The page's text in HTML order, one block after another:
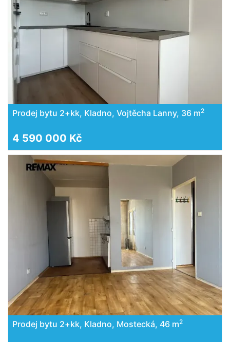
Prodej bytu 2+kk, Kladno, Vojtěcha Lanny, 36 m2
4 590 000 Kč
Prodej bytu 2+kk, Kladno, Mostecká, 46 m2